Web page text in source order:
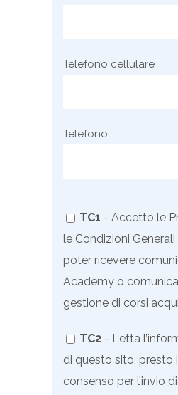
Telefono cellulare
Telefono
TC1 - Accetto le
le Condizioni
poter ricevere
Academy o
gestione di corsi
TC2 - Letta
di questo sito, presto
consenso per l’invio di